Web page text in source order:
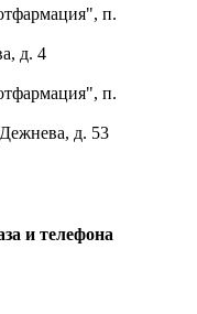
п.
д. 4
п.
д. 53
и телефона